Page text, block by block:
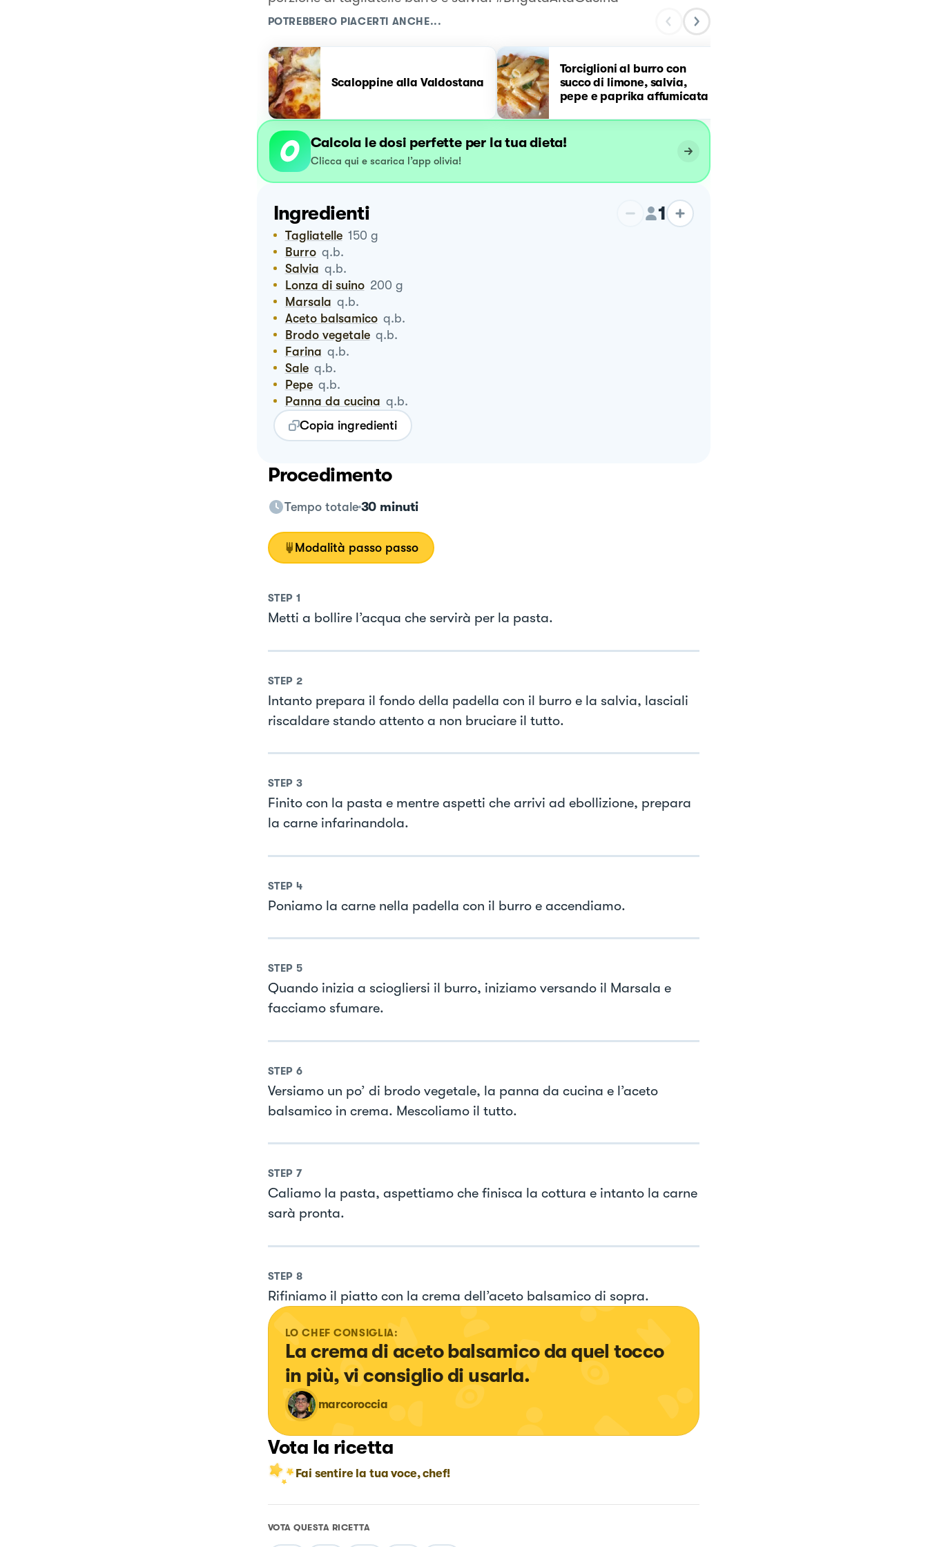
POTREBBERO PIACERTI ANCHE...
Scaloppine alla Valdostana
Torciglioni al burro con
succo di limone, salvia,
pepe e paprika affumicata
Calcola le dosi perfette per la tua dieta!
Clicca qui e scarica l’app olivia!
Ingredienti 1
Tagliatelle 150 g
Burro q.b.
Salvia q.b.
Lonza di suino 200 g
Marsala q.b.
Aceto balsamico q.b.
Brodo vegetale q.b.
Farina q.b.
Sale q.b.
Pepe q.b.
Panna da cucina q.b.
Copia ingredienti
Procedimento
Tempo totale 30 minuti
Modalità passo passo
STEP 1
Metti a bollire l’acqua che servirà per la pasta.
STEP 2
Intanto prepara il fondo della padella con il burro e la salvia, lasciali
riscaldare stando attento a non bruciare il tutto.
STEP 3
Finito con la pasta e mentre aspetti che arrivi ad ebollizione, prepara
la carne infarinandola.
STEP 4
Poniamo la carne nella padella con il burro e accendiamo.
STEP 5
Quando inizia a sciogliersi il burro, iniziamo versando il Marsala e
facciamo sfumare.
STEP 6
Versiamo un po’ di brodo vegetale, la panna da cucina e l’aceto
balsamico in crema. Mescoliamo il tutto.
STEP 7
Caliamo la pasta, aspettiamo che finisca la cottura e intanto la carne
sarà pronta.
STEP 8
Rifiniamo il piatto con la crema dell’aceto balsamico di sopra.
LO CHEF CONSIGLIA:
La crema di aceto balsamico da quel tocco
in più, vi consiglio di usarla.
marcoroccia
Vota la ricetta
Fai sentire la tua voce, chef!
VOTA QUESTA RICETTA